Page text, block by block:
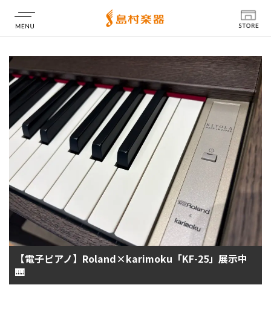
店舗情報
【電子ピアノ】Roland×karimoku「KF-25」展示中
🎹